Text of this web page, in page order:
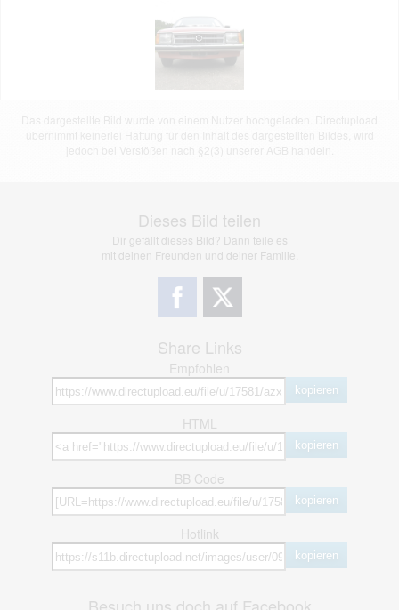
Dieses Bild teilen
Dir gefällt dieses Bild? Dann teile es
mit deinen Freunden und deiner Familie.
Share Links
Empfohlen
kopieren
HTML
kopieren
BB Code
kopieren
Hotlink
kopieren